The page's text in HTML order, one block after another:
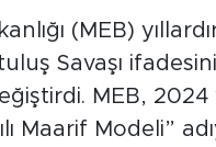
(MEB)
Savaşı
MEB, 2024
Maarif Modeli”